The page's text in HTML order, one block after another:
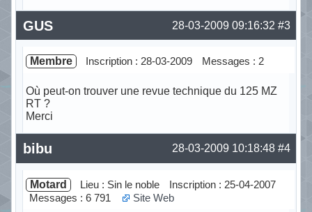
Hors ligne #3
28-03-2009 09:16:32
GUS
Membre Inscription : 28-03-2009 Messages : 2
Où peut-on trouver une revue technique du 125 MZ
RT ?
Merci
Hors ligne #4
28-03-2009 10:18:48
bibu
Motard Lieu : Sin le noble
Inscription : 25-04-2007
Messages : 6 791
Site Web